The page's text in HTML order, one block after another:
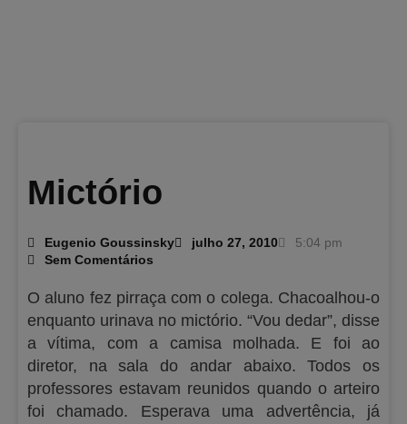
Mictório
Eugenio Goussinsky julho 27, 2010
5:04 pm
Sem Comentários
O aluno fez pirraça com o colega. Chacoalhou-o
enquanto urinava no mictório. “Vou dedar”, disse
a vítima, com a camisa molhada. E foi ao
diretor, na sala do andar abaixo. Todos os
professores estavam reunidos quando o arteiro
foi chamado. Esperava uma advertência, já